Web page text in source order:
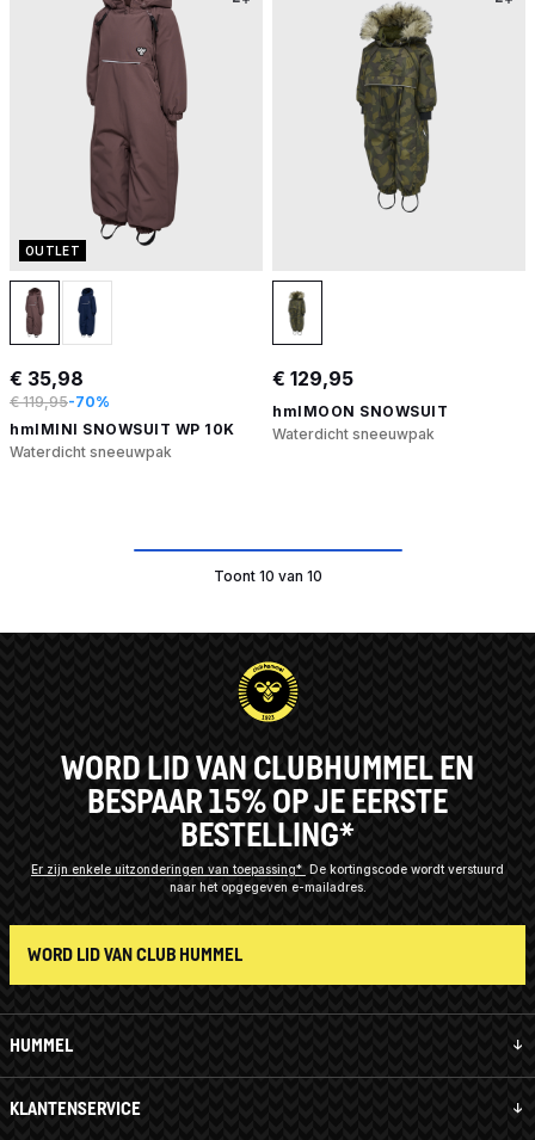
OUTLET
€ 35,98
€ 119,95-70%
hmlMINI SNOWSUIT WP 10K
Waterdicht sneeuwpak
€ 129,95
hmlMOON SNOWSUIT
Waterdicht sneeuwpak
Toont 10 van 10
HUMMEL
KLANTENSERVICE
WORD LID VAN CLUBHUMMEL EN
BESPAAR 15% OP JE EERSTE
BESTELLING*
Er zijn enkele uitzonderingen van toepassing* De kortingscode wordt verstuurd
naar het opgegeven e-mailadres.
WORD LID VAN CLUB HUMMEL